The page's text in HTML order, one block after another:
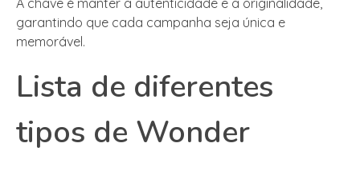
A chave é manter a autenticidade e a originalidade,
garantindo que cada campanha seja única e
memorável.
Lista de diferentes
tipos de Wonder